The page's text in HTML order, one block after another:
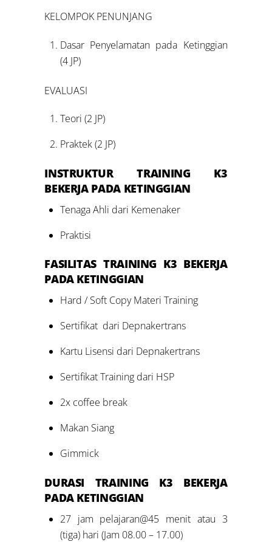
KELOMPOK PENUNJANG
Dasar Penyelamatan pada Ketinggian
(4 JP)
EVALUASI
Teori (2 JP)
Praktek (2 JP)
INSTRUKTUR TRAINING K3
BEKERJA PADA KETINGGIAN
Tenaga Ahli dari Kemenaker
Praktisi
FASILITAS TRAINING K3 BEKERJA
PADA KETINGGIAN
Hard / Soft Copy Materi Training
Sertifikat dari Depnakertrans
Kartu Lisensi dari Depnakertrans
Sertifikat Training dari HSP
2x coffee break
Makan Siang
Gimmick
DURASI
TRAINING K3 BEKERJA
PADA KETINGGIAN
27 jam pelajaran@45 menit atau 3
(tiga) hari (Jam 08.00 – 17.00)